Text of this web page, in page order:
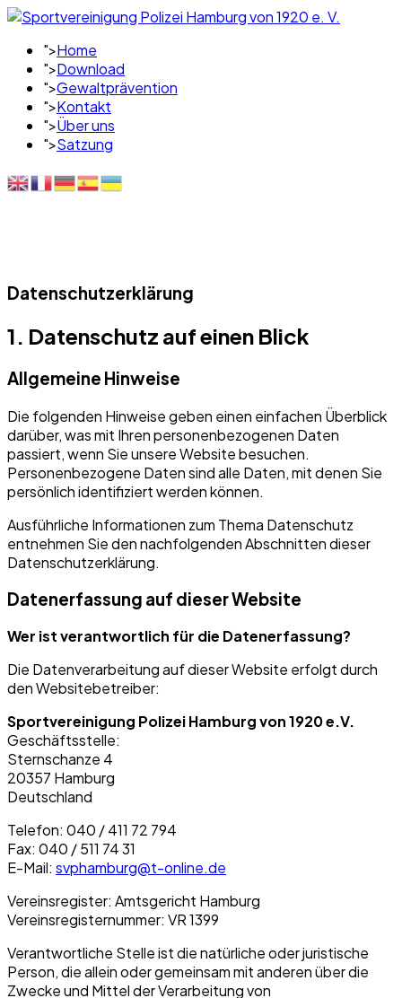
">Home
">Download
">Gewaltprävention
">Kontakt
">Über uns
">Satzung
Datenschutzerklärung
1. Datenschutz auf einen Blick
Allgemeine Hinweise
Die folgenden Hinweise geben einen einfachen Überblick
darüber, was mit Ihren personenbezogenen Daten
passiert, wenn Sie unsere Website besuchen.
Personenbezogene Daten sind alle Daten, mit denen Sie
persönlich identifiziert werden können.
Ausführliche Informationen zum Thema Datenschutz
entnehmen Sie den nachfolgenden Abschnitten dieser
Datenschutzerklärung.
Datenerfassung auf dieser Website
Wer ist verantwortlich für die Datenerfassung?
Die Datenverarbeitung auf dieser Website erfolgt durch
den Websitebetreiber:
Sportvereinigung Polizei Hamburg von 1920 e.V.
Geschäftsstelle:
Sternschanze 4
20357 Hamburg
Deutschland
Telefon: 040 / 411 72 794
Fax: 040 / 511 74 31
E-Mail: svphamburg@t-online.de
Vereinsregister: Amtsgericht Hamburg
Vereinsregisternummer: VR 1399
Verantwortliche Stelle ist die natürliche oder juristische
Person, die allein oder gemeinsam mit anderen über die
Zwecke und Mittel der Verarbeitung von